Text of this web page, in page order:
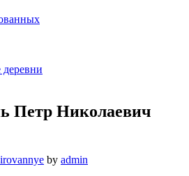
Петр Николаевич
by admin